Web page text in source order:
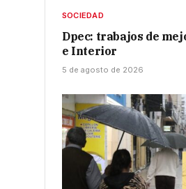
SOCIEDAD
Dpec: trabajos de
e Interior
5 de agosto de 2026